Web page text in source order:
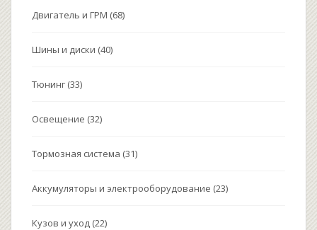
Двигатель и ГРМ (68)
Шины и диски (40)
Тюнинг (33)
Освещение (32)
Тормозная система (31)
Аккумуляторы и электрооборудование (23)
Кузов и уход (22)